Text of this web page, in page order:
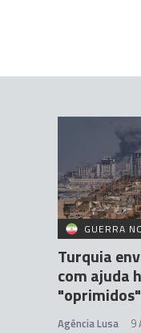
GUERRA
Turquia
com ajuda
"oprimidos"
Agência Lusa 9